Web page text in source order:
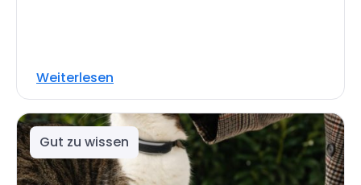
Weiterlesen
Gut zu wissen